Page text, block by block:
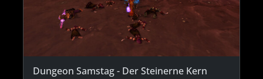
Dungeon Samstag - Der Steinerne Kern